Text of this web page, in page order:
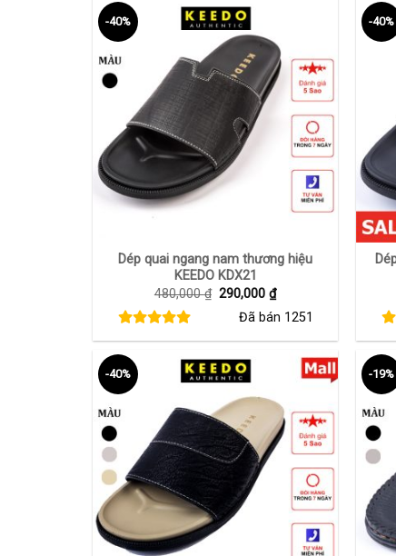
-40%
Dép quai ngang nam thương hiệu
KEEDO KDX21
480,000₫ Giá
290,000₫Giá
hiện
tại
290,000 ₫.
Đã bán 1251
-40%
+
-40% -19%